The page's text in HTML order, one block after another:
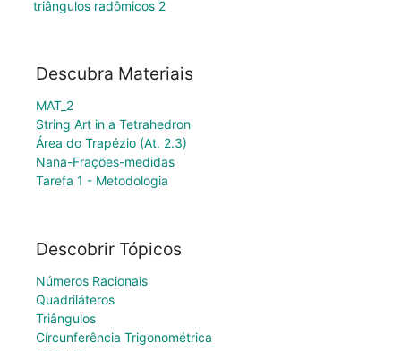
triângulos radômicos 2
Descubra Materiais
MAT_2
String Art in a Tetrahedron
Área do Trapézio (At. 2.3)
Nana-Frações-medidas
Tarefa 1 - Metodologia
Descobrir Tópicos
Números Racionais
Quadriláteros
Triângulos
Círcunferência Trigonométrica